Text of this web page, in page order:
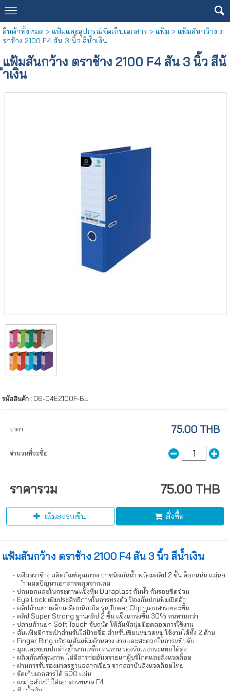
สินค้าทั้งหมด > แฟ้มและอุปกรณ์จัดเก็บเอกสาร > แฟ้ม > แฟ้มสันกว้าง ต
ราช้าง 2100 F4 สัน 3 นิ้ว สีน้ำเงิน
แฟ้มสันกว้าง ตราช้าง 2100 F4 สัน 3 นิ้ว สีน้
ำเงิน
รหัสสินค้า : 06-04E2100F-BL
ราคา 75.00 THB
จำนวนที่จะซื้อ
ราคารวม 75.00 THB
เพิ่มลงรถเข็น สั่งซื้อ
แฟ้มสันกว้าง ตราช้าง 2100 F4 สัน 3 นิ้ว สีน้ำเงิน
แฟ้มตราช้าง ผลิตภัณฑ์คุณภาพ ปกชนิดกันน้ำ พร้อมคลิป 2 ชั้น ล็อกแน่น แม่นย
ำ หมดปัญหาเอกสารหลุดจากเล่ม
ปกนอกและในกระดาษแข็งหุ้ม Duraplast กันน้ำ กันรอยขีดข่วน
Eye Lock เพิ่มประสิทธิภาพในการทรงตัว ป้องกันปกแฟ้มเปิดอ้า
คลิปก้านยกเหล็กเคลือบนิกเกิล รุ่น Tower Clip จุเอกสารเยอะขึ้น
คลิป Super Strong ฐานคลิป 2 ชั้น แข็งแกร่งขึ้น 30% ทนทานกว่า
ปลายก้านยก Soft Touch จับถนัด ให้สัมผัสนุ่มมือตลอดการใช้งาน
สันแฟ้มมีกระเป๋าสำหรับใส่ป้ายชื่อ สำหรับเขียนหมวดหมู่ ใช้งานได้ทั้ง 2 ด้าน
Finger Ring บริเวณสันแฟ้มด้านล่าง ง่ายและสะดวกในการหยิบจับ
มุมและขอบปกล่างย้ำฉากเหล็ก ทนทาน รองรับแรงกระแทกได้สูง
ผลิตภัณฑ์คุณภาพ ไม่มีสารก่ออันตรายแก่ผู้บริโภคและสิ่งแวดล้อม
ผ่านการรับรองมาตรฐานฉลากเขียว จากสถาบันสิ่งแวดล้อมไทย
จัดเก็บเอกสารได้ 500 แผ่น
เหมาะสำหรับใส่เอกสารขนาด F4